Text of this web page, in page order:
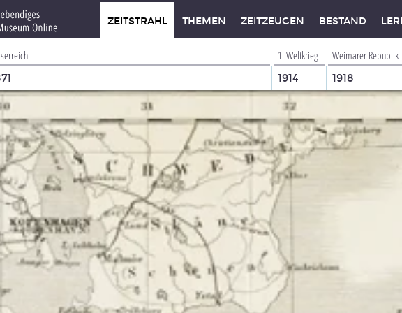
ZEITSTRAHL THEMEN ZEITZEUGEN BESTAND
1. Weltkrieg
1914
Weimarer Republik
1918